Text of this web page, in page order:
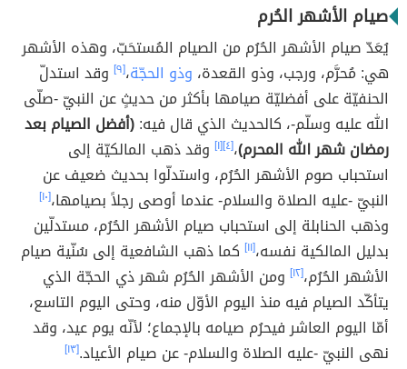
صيام الأشهر الحُرم
يُعَدّ صيام الأشهر الحُرُم من الصيام المُستحَبّ، وهذه الأشهر
هي: مُحرَّم، ورجب، وذو القعدة، وذو الحجّة،[٩]
وقد استدلّ
الحنفيّة على أفضليّة صيامها بأكثر من حديثٍ عن النبيّ -صلّى
الله عليه وسلّم-، كالحديث الذي قال فيه:(أفضل الصيام بعد
رمضان شهر الله المحرم)،[٤] [١] وقد ذهب المالكيّة إلى
استحباب صوم الأشهر الحُرُم، واستدلّوا بحديث ضعيف عن
النبيّ -عليه الصلاة والسلام- عندما أوصى رجلاً بصيامها،[١٠]
وذهب الحنابلة إلى استحباب صيام الأشهر الحُرُم، مستدلّين
بدليل المالكية نفسه،[١١]
كما ذهب الشافعية إلى سُنّية صيام
الأشهر الحُرُم،[١٢]
ومن الأشهر الحُرُم شهر ذي الحجّة الذي
يتأكّد الصيام فيه منذ اليوم الأوّل منه، وحتى اليوم التاسع،
أمّا اليوم العاشر فيحرُم صيامه بالإجماع؛ لأنّه يوم عيد، وقد
نهى النبيّ -عليه الصلاة والسلام- عن صيام الأعياد.[١٣]